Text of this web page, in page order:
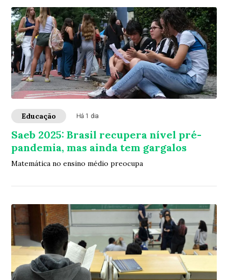
Educação Há 1 dia
Saeb 2025: Brasil recupera nível pré-
pandemia, mas ainda tem gargalos
Matemática no ensino médio preocupa